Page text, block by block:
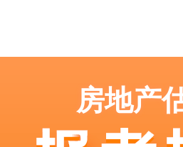
房地产